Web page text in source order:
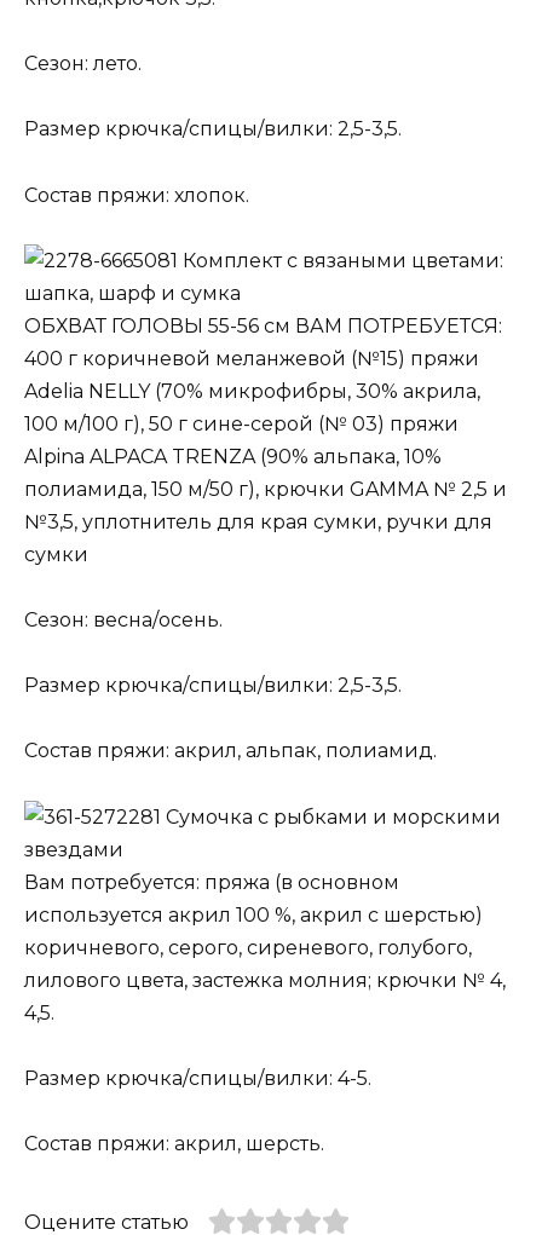
Сезон: лето.
Размер крючка/спицы/вилки: 2,5-3,5.
Состав пряжи: хлопок.
Комплект с вязаными цветами:
шапка, шарф и сумка
ОБХВАТ ГОЛОВЫ 55-56 см ВАМ ПОТРЕБУЕТСЯ:
400 г коричневой меланжевой (№15) пряжи
Adelia NELLY (70% микрофибры, 30% акрила,
100 м/100 г), 50 г сине-серой (№ 03) пряжи
Alpina ALPACA TRENZA (90% альпака, 10%
полиамида, 150 м/50 г), крючки GAMMA № 2,5 и
№3,5, уплотнитель для края сумки, ручки для
сумки
Сезон: весна/осень.
Размер крючка/спицы/вилки: 2,5-3,5.
Состав пряжи: акрил, альпак, полиамид.
Сумочка с рыбками и морскими
звездами
Вам потребуется: пряжа (в основном
используется акрил 100 %, акрил с шерстью)
коричневого, серого, сиреневого, голубого,
лилового цвета, застежка молния; крючки № 4,
4,5.
Размер крючка/спицы/вилки: 4-5.
Состав пряжи: акрил, шерсть.
Оцените статью